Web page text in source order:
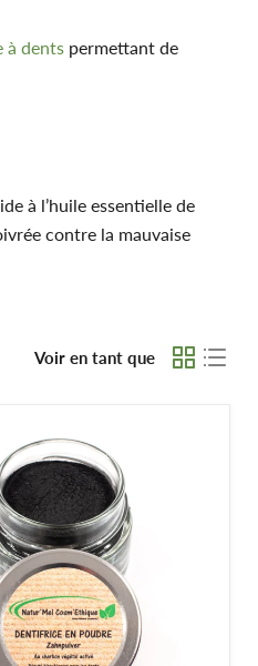
à dents permettant de
à l’huile essentielle de
contre la mauvaise
haleine fraîche pour
Voir en tant que